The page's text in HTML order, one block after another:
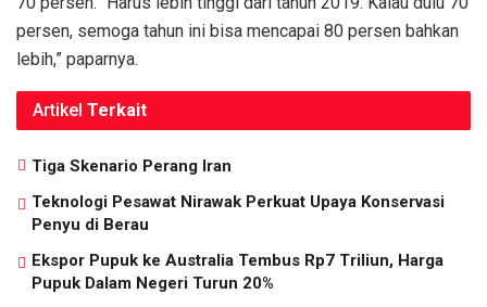
persen, semoga tahun ini bisa mencapai 80 persen bahkan
lebih,” paparnya.
Artikel Terkait
Tiga Skenario Perang Iran
Teknologi Pesawat Nirawak Perkuat Upaya Konservasi
Penyu di Berau
Ekspor Pupuk ke Australia Tembus Rp7 Triliun, Harga
Pupuk Dalam Negeri Turun 20%